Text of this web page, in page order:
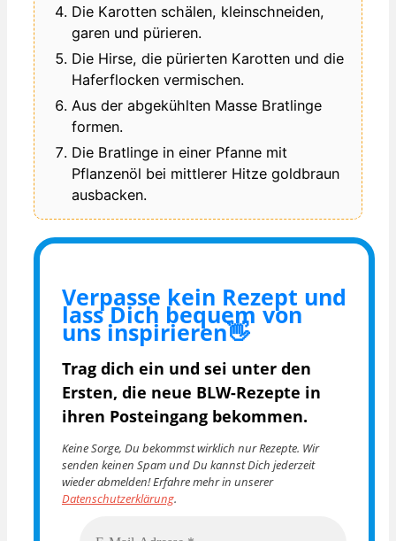
Die Karotten schälen, kleinschneiden,
garen und pürieren.
Die Hirse, die pürierten Karotten und die
Haferflocken vermischen.
Aus der abgekühlten Masse Bratlinge
formen.
Die Bratlinge in einer Pfanne mit
Pflanzenöl bei mittlerer Hitze goldbraun
ausbacken.
Verpasse kein Rezept und
lass Dich bequem von
uns inspirieren👋
Trag dich ein und sei unter den
Ersten, die neue BLW-Rezepte in
ihren Posteingang bekommen.
Keine Sorge, Du bekommst wirklich nur Rezepte. Wir
senden keinen Spam und Du kannst Dich jederzeit
wieder abmelden! Erfahre mehr in unserer
Datenschutzerklärung.